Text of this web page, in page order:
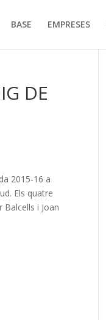
BASE EMPRESES
DE
2015-16 a
Els quatre
i Joan